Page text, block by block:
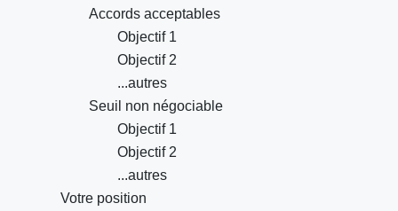
Accords acceptables
Objectif 1
Objectif 2
...autres
Seuil non négociable
Objectif 1
Objectif 2
...autres
Votre position